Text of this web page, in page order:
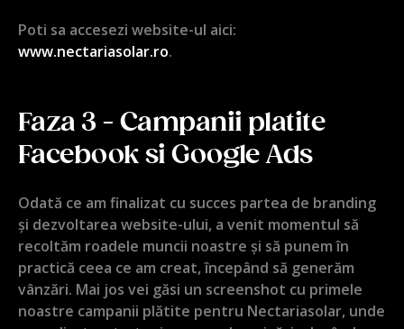
Poti sa accesezi website-ul aici:
www.nectariasolar.ro.
Faza 3 - Campanii platite
Facebook si Google Ads
Odată ce am finalizat cu succes partea de branding
și dezvoltarea website-ului, a venit momentul să
recoltăm roadele muncii noastre și să punem în
practică ceea ce am creat, începând să generăm
vânzări. Mai jos vei găsi un screenshot cu primele
noastre campanii plătite pentru Nectariasolar, unde